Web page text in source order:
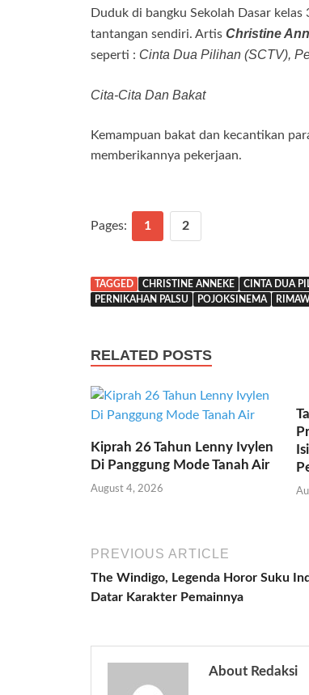
Duduk di bangku Sekolah Dasar
tantangan sendiri. Artis Christine
seperti : Cinta Dua Pilihan (SCTV),
Cita-Cita Dan Bakat
Kemampuan bakat dan kecantikan
memberikannya pekerjaan.
Pages: 1 2
TAGGED CHRISTINE ANNEKE CINTA DUA
PERNIKAHAN PALSU
POJOKSINEMA
RELATED POSTS
Kiprah 26 Tahun Lenny Ivylen
Di Panggung Mode Tanah Air
August 4, 2026
PREVIOUS ARTICLE
The Windigo, Legenda Horor Suku
Datar Karakter Pemainnya
About Redaksi